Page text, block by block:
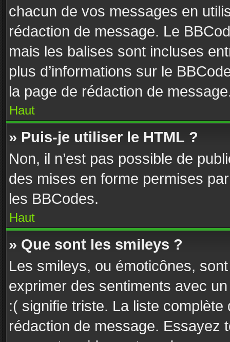
chacun de vos messages en
rédaction de message. Le
mais les balises sont incluses
plus d’informations sur le
la page de rédaction de
Haut
» Puis-je utiliser le HTML ?
Non, il n’est pas possible de
des mises en forme permises
les BBCodes.
Haut
» Que sont les smileys ?
Les smileys, ou émoticônes,
exprimer des sentiments avec
:( signifie triste. La liste
rédaction de message. Essayez